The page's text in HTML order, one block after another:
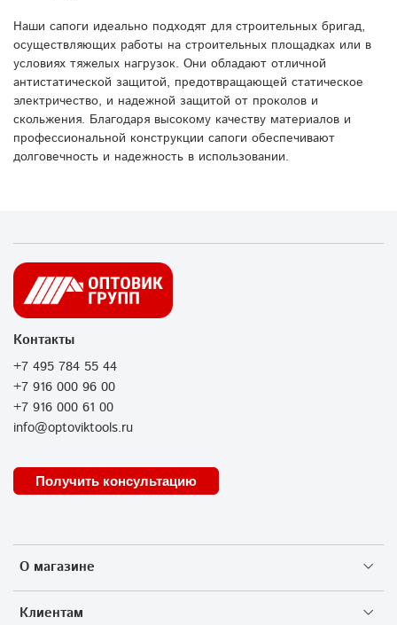
Наши сапоги идеально подходят для строительных бригад,
осуществляющих работы на строительных площадках или в
условиях тяжелых нагрузок. Они обладают отличной
антистатической защитой, предотвращающей статическое
электричество, и надежной защитой от проколов и
скольжения. Благодаря высокому качеству материалов и
профессиональной конструкции сапоги обеспечивают
долговечность и надежность в использовании.
О магазине
Клиентам
Контакты
+7 495 784 55 44
+7 916 000 96 00
+7 916 000 61 00
info@optoviktools.ru
Получить консультацию